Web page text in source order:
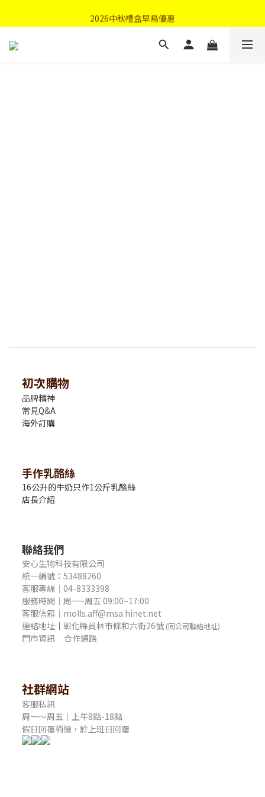
首購優惠輸入"N50"現折50元
2026中秋禮盒早鳥優惠
首購優惠輸入"N50"現折50元
初次購物
品牌精神
常見Q&A
海外訂購
手作乳酪絲
16公升的牛奶只作1公斤乳酪絲
店長介紹
聯絡我們
安心生物科技有限公司
統一編號：53488260
客服專線｜04-8333398
服務時間｜周一~周五 09:00~17:00
客服信箱｜molls.aff@msa.hinet.net
連絡地址 ｜ 彰化縣員林市條和六街26號 (同公司聯絡地址)
門市資訊 合作通路
社群網站
客服私訊
周一～周五｜上午8點-18點
假日回覆稍慢，於上班日回覆